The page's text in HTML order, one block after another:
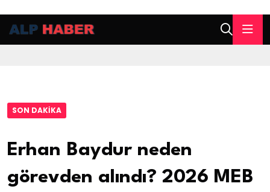
SON DAKIKA
Erhan Baydur neden
görevden alındı? 2026 MEB